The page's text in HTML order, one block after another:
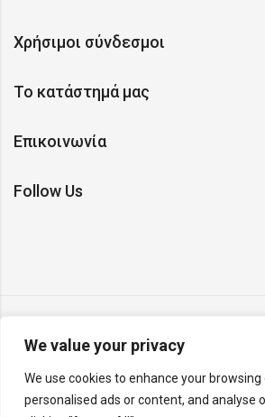
We value your privacy
We use cookies to enhance your
personalised ads or content, and analyse
Χρήσιμοι σύνδεσμοι
Το κατάστημά μας
Επικοινωνία
Follow Us
on Earth by Rainbyte Studio.Report